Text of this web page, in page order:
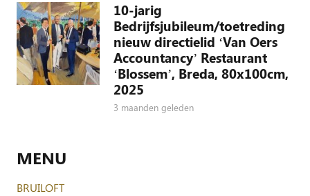
10-jarig
Bedrijfsjubileum/toetreding
nieuw directielid ‘Van Oers
Accountancy’ Restaurant
‘Blossem’, Breda, 80x100cm,
2025
3 maanden geleden
MENU
BRUILOFT